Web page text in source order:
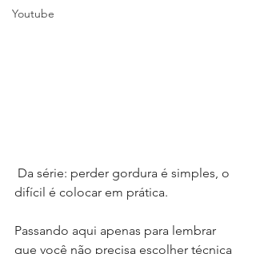
Youtube
difícil é colocar em prática.
Passando aqui apenas para lembrar
que você não precisa escolher técnica